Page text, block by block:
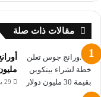
المجاني إلى بعض تلك
تجربة التواصل.
إقرأ أيضاً :
مقالات ذات صلة
29 يوليو، 2026